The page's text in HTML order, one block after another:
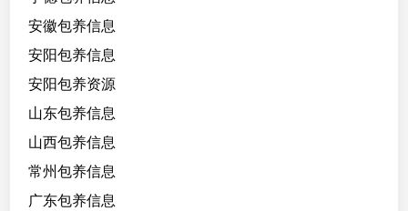
安徽包养信息
安阳包养信息
安阳包养资源
山东包养信息
山西包养信息
常州包养信息
广东包养信息